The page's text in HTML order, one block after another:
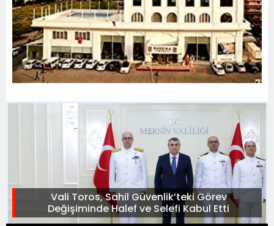
Vali Toros, Sahil Güvenlik’teki Görev
Değişiminde Halef ve Selefi Kabul Etti